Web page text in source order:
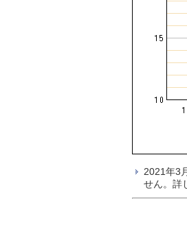
2021年3
せん。詳